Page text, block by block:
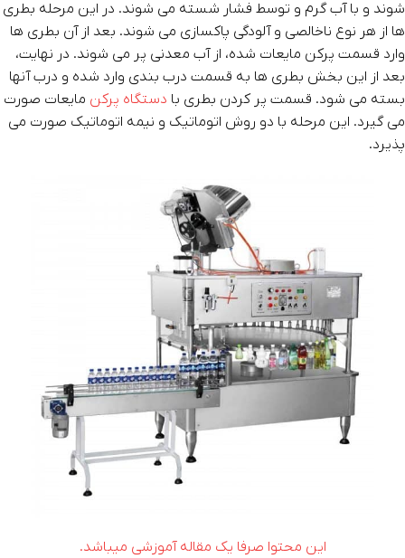
شوند و با آب گرم و توسط فشار شسته می شوند. در این مرحله بطری
ها از هر نوع ناخالصی و آلودگی پاکسازی می شوند. بعد از آن بطری ها
وارد قسمت پرکن مایعات شده، از آب معدنی پر می شوند. در نهایت،
بعد از این بخش بطری ها به قسمت درب بندی وارد شده و درب آنها
بسته می شود. قسمت پر کردن بطری با دستگاه پرکن مایعات صورت
می گیرد. این مرحله با دو روش اتوماتیک و نیمه اتوماتیک صورت می
پذیرد.
این محتوا صرفا یک مقاله آموزشی میباشد.